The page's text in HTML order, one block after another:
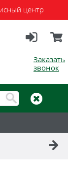
центр
Заказать
звонок